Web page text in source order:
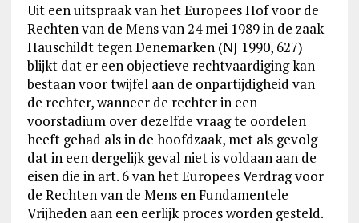
Uit een uitspraak van het Europees Hof voor de
Rechten van de Mens van 24 mei 1989 in de zaak
Hauschildt tegen Denemarken (NJ 1990, 627)
blijkt dat er een objectieve rechtvaardiging kan
bestaan voor twijfel aan de onpartijdigheid van
de rechter, wanneer de rechter in een
voorstadium over dezelfde vraag te oordelen
heeft gehad als in de hoofdzaak, met als gevolg
dat in een dergelijk geval niet is voldaan aan de
eisen die in art. 6 van het Europees Verdrag voor
de Rechten van de Mens en Fundamentele
Vrijheden aan een eerlijk proces worden gesteld.